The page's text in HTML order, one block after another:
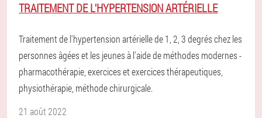
TRAITEMENT DE L'HYPERTENSION ARTÉRIELLE
Traitement de l'hypertension artérielle de 1, 2, 3 degrés chez les
personnes âgées et les jeunes à l'aide de méthodes modernes -
pharmacothérapie, exercices et exercices thérapeutiques,
physiothérapie, méthode chirurgicale.
21 août 2022